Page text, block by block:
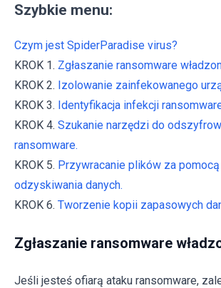
Szybkie menu:
Czym jest SpiderParadise virus?
KROK 1. Zgłaszanie ransomware
KROK 2. Izolowanie zainfekowanego
KROK 3. Identyfikacja infekcji
KROK 4. Szukanie narzędzi do
ransomware.
KROK 5. Przywracanie plików za
odzyskiwania danych.
KROK 6. Tworzenie kopii zapasowych
Zgłaszanie ransomware
Jeśli jesteś ofiarą ataku ransomware,